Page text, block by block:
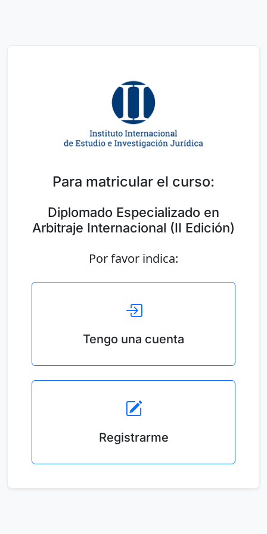
Para matricular el curso:
Diplomado Especializado en
Arbitraje Internacional (II Edición)
Por favor indica:
Tengo una cuenta
Registrarme